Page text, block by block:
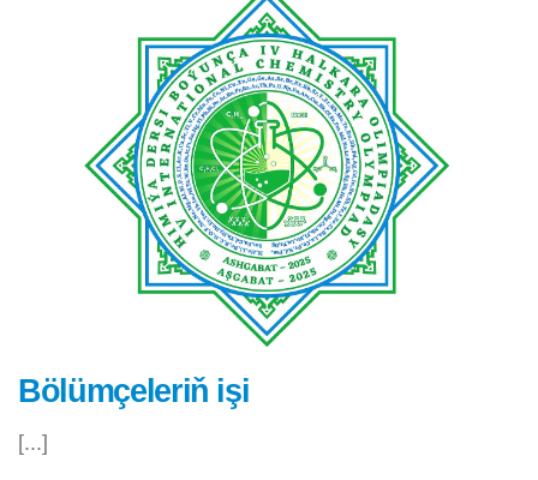
Bölümçeleriň işi
[...]